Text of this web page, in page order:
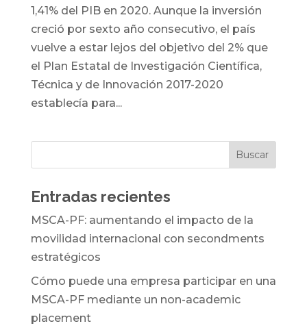
1,41% del PIB en 2020. Aunque la inversión
creció por sexto año consecutivo, el país
vuelve a estar lejos del objetivo del 2% que
el Plan Estatal de Investigación Científica,
Técnica y de Innovación 2017-2020
establecía para...
Entradas recientes
MSCA-PF: aumentando el impacto de la
movilidad internacional con secondments
estratégicos
Cómo puede una empresa participar en una
MSCA-PF mediante un non-academic
placement